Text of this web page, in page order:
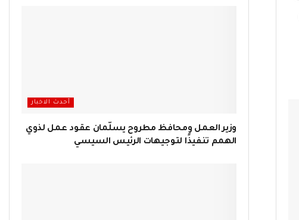
أحدث الاخبار
وزير العمل ومحافظ مطروح يسلّمان عقود عمل لذوي
الهمم تنفيذًا لتوجيهات الرئيس السيسي